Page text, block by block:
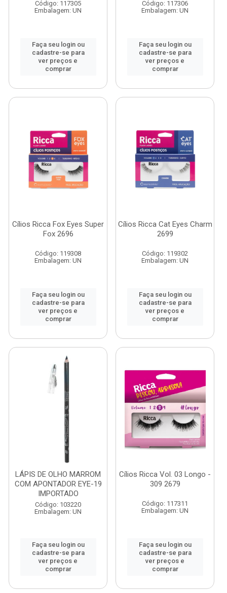
Código: 117305
Embalagem: UN
Faça seu login ou
cadastre-se para
ver preços e
comprar
Código: 117306
Embalagem: UN
Faça seu login ou
cadastre-se para
ver preços e
comprar
Cílios Ricca Fox Eyes Super
Fox 2696
Código: 119308
Embalagem: UN
Faça seu login ou
cadastre-se para
ver preços e
comprar
Cílios Ricca Cat Eyes Charm
2699
Código: 119302
Embalagem: UN
Faça seu login ou
cadastre-se para
ver preços e
comprar
LÁPIS DE OLHO MARROM
COM APONTADOR EYE-19
IMPORTADO
Código: 103220
Embalagem: UN
Faça seu login ou
cadastre-se para
ver preços e
comprar
Cílios Ricca Vol. 03 Longo -
309 2679
Código: 117311
Embalagem: UN
Faça seu login ou
cadastre-se para
ver preços e
comprar